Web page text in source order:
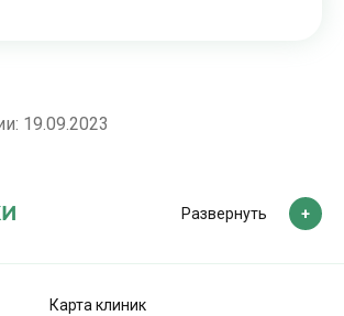
19.09.2023
Развернуть
Карта клиник